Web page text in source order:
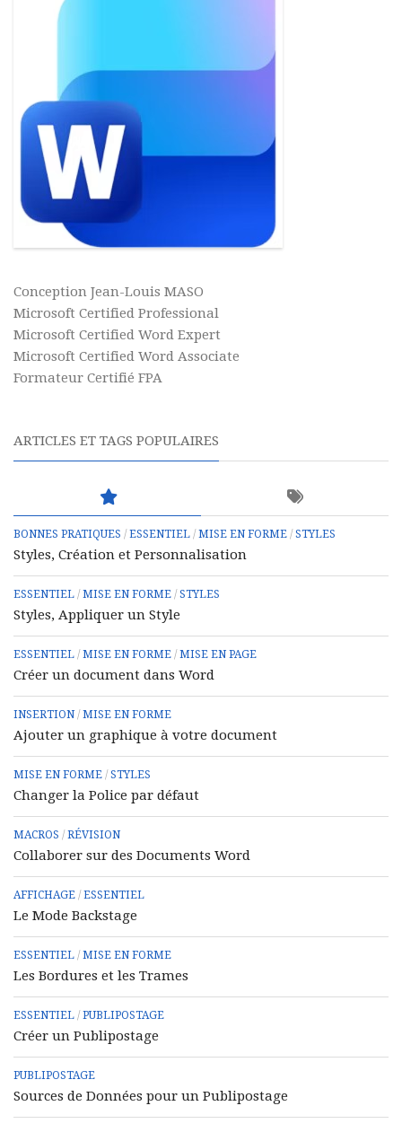
Conception Jean-Louis MASO
Microsoft Certified Professional
Microsoft Certified Word Expert
Microsoft Certified Word Associate
Formateur Certifié FPA
ARTICLES ET TAGS POPULAIRES
BONNES PRATIQUES / ESSENTIEL / MISE EN FORME / STYLES
Styles, Création et Personnalisation
ESSENTIEL / MISE EN FORME / STYLES
Styles, Appliquer un Style
ESSENTIEL / MISE EN FORME / MISE EN PAGE
Créer un document dans Word
INSERTION / MISE EN FORME
Ajouter un graphique à votre document
MISE EN FORME / STYLES
Changer la Police par défaut
MACROS / RÉVISION
Collaborer sur des Documents Word
AFFICHAGE / ESSENTIEL
Le Mode Backstage
ESSENTIEL / MISE EN FORME
Les Bordures et les Trames
ESSENTIEL / PUBLIPOSTAGE
Créer un Publipostage
PUBLIPOSTAGE
Sources de Données pour un Publipostage